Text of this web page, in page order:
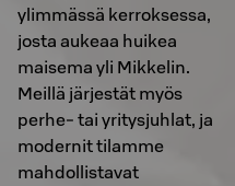
ylimmässä kerroksessa,
josta aukeaa huikea
maisema yli Mikkelin.
Meillä järjestät myös
perhe- tai yritysjuhlat, ja
modernit tilamme
mahdollistavat